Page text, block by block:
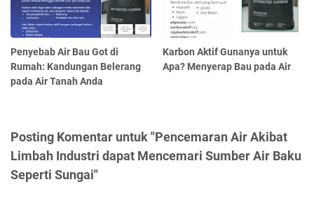
Penyebab Air Bau Got di
Rumah: Kandungan Belerang
pada Air Tanah Anda
Karbon Aktif Gunanya untuk
Apa? Menyerap Bau pada Air
Posting Komentar untuk "Pencemaran Air Akibat
Limbah Industri dapat Mencemari Sumber Air Baku
Seperti Sungai"